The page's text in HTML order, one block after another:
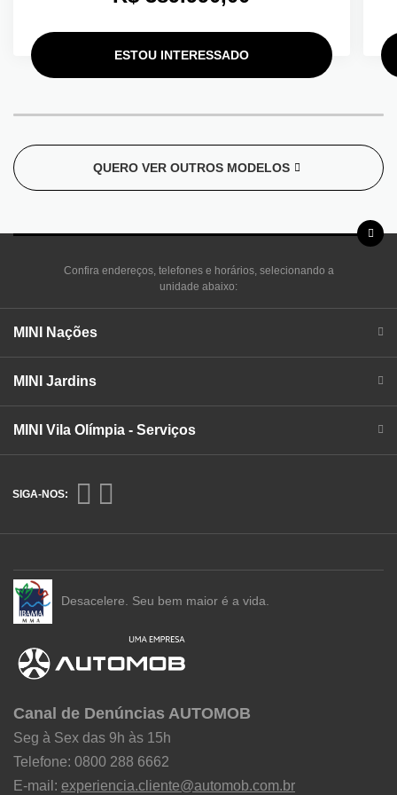
ESTOU INTERESSADO
QUERO VER OUTROS MODELOS
Confira endereços, telefones e horários, selecionando a
unidade abaixo:
MINI Nações
MINI Jardins
MINI Vila Olímpia - Serviços
SIGA-NOS:
Desacelere. Seu bem maior é a vida.
Canal de Denúncias AUTOMOB
Seg à Sex das 9h às 15h
Telefone: 0800 288 6662
E-mail: experiencia.cliente@automob.com.br